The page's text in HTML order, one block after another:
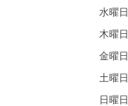
水曜日
木曜日
金曜日
土曜日
日曜日